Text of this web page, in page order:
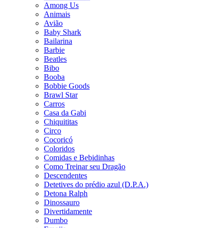
Among Us
Animais
Avião
Baby Shark
Bailarina
Barbie
Beatles
Bibo
Booba
Bobbie Goods
Brawl Star
Carros
Casa da Gabi
Chiquititas
Circo
Cocoricó
Coloridos
Comidas e Bebidinhas
Como Treinar seu Dragão
Descendentes
Detetives do prédio azul (D.P.A.)
Detona Ralph
Dinossauro
Divertidamente
Dumbo